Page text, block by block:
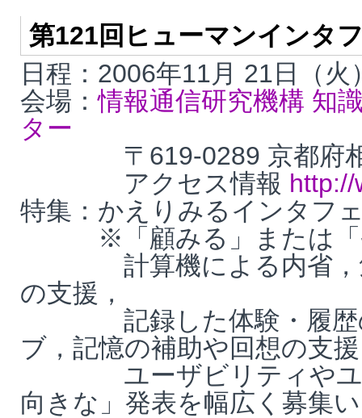
第121回ヒューマンインタ
日程：2006年11月 21日（
会場：情報通信研究機構 知
ター
〒619-0289 京都府相
アクセス情報
特集：かえりみるインタフ
※「顧みる」または「省
計算機による内省，気
の支援，
記録した体験・履歴の
ブ，記憶の補助や回想の支
ユーザビリティやユニ
向きな」発表を幅広く募集